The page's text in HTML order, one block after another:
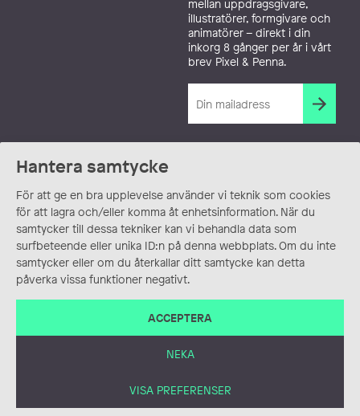
Hantera samtycke
För att ge en bra upplevelse använder vi teknik som cookies
för att lagra och/eller komma åt enhetsinformation. När du
samtycker till dessa tekniker kan vi behandla data som
surfbeteende eller unika ID:n på denna webbplats. Om du inte
samtycker eller om du återkallar ditt samtycke kan detta
påverka vissa funktioner negativt.
ACCEPTERA
NEKA
VISA PREFERENSER
mellan uppdragsgivare,
illustratörer, formgivare och
animatörer – direkt i din
inkorg 8 gånger per år i vårt
brev Pixel & Penna.